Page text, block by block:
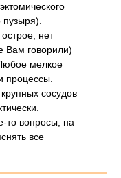
нет
Вам говорили)
мелкое
процессы.
сосудов
то вопросы, на
все